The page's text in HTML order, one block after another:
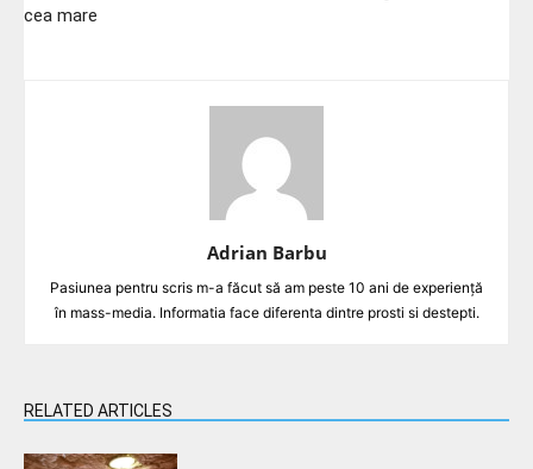
cea mare
Adrian Barbu
Pasiunea pentru scris m-a făcut să am peste 10 ani de experiență
în mass-media. Informatia face diferenta dintre prosti si destepti.
RELATED ARTICLES